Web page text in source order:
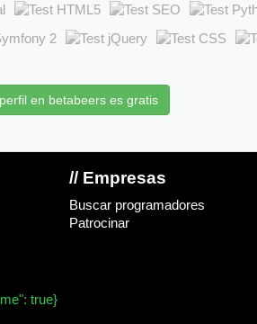
en betabeers es gratis
// Empresas
Buscar programadores
Patrocinar
true}